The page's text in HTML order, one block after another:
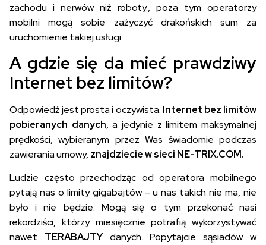
zachodu i nerwów niż roboty., poza tym operatorzy
mobilni mogą sobie zażyczyć drakońskich sum za
uruchomienie takiej usługi.
A gdzie się da mieć prawdziwy
Internet bez limitów?
Odpowiedź jest prosta i oczywista. Internet bez limitów
pobieranych danych, a jedynie z limitem maksymalnej
prędkości, wybieranym przez Was świadomie podczas
zawierania umowy, znajdziecie w sieci NE-TRIX.COM.
Ludzie często przechodząc od operatora mobilnego
pytają nas o limity gigabajtów – u nas takich nie ma, nie
było i nie będzie. Mogą się o tym przekonać nasi
rekordziści, którzy miesięcznie potrafią wykorzystywać
nawet TERABAJTYdanych. Popytajcie sąsiadów w